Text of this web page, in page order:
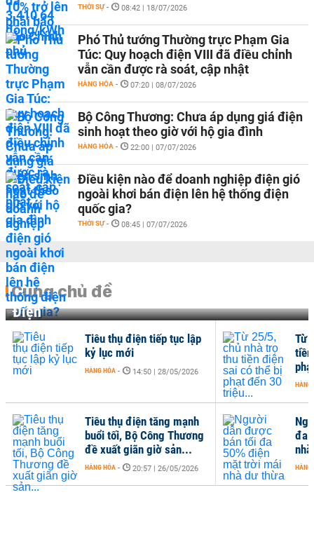
THỜI SỰ - 08:42 | 18/07/2026
Phó Thủ tướng Thường trực Phạm Gia
Túc: Quy hoạch điện VIII đã điều chỉnh
vẫn cần được rà soát, cập nhật
HÀNG HÓA - 07:20 | 08/07/2026
Bộ Công Thương: Chưa áp dụng giá điện
sinh hoạt theo giờ với hộ gia đình
HÀNG HÓA - 22:00 | 07/07/2026
Điều kiện nào để doanh nghiệp điện gió
ngoài khơi bán điện lên hệ thống điện
quốc gia?
THỜI SỰ - 08:45 | 07/07/2026
Cùng chủ đề
Điện
đa
HÀNG
Tiêu thụ điện tiếp tục lập
kỷ lục mới
HÀNG HÓA - 14:50 | 28/05/2026
Tiêu thụ điện tăng mạnh
buổi tối, Bộ Công Thương
đề xuất giãn giờ sản...
HÀNG HÓA - 20:57 | 26/05/2026
Từ
HÀNG